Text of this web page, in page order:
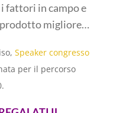
fattori in campo e
migliore…
Speaker congresso
per il percorso